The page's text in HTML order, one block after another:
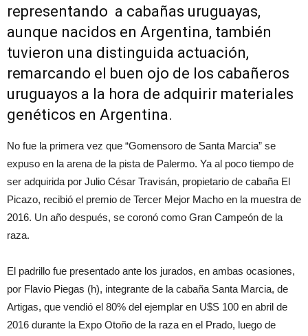
representando a cabañas uruguayas,
aunque nacidos en Argentina, también
tuvieron una distinguida actuación,
remarcando el buen ojo de los cabañeros
uruguayos a la hora de adquirir materiales
genéticos en Argentina.
No fue la primera vez que “Gomensoro de Santa Marcia” se
expuso en la arena de la pista de Palermo. Ya al poco tiempo de
ser adquirida por Julio César Travisán, propietario de cabaña El
Picazo, recibió el premio de Tercer Mejor Macho en la muestra de
2016. Un año después, se coronó como Gran Campeón de la
raza.
El padrillo fue presentado ante los jurados, en ambas ocasiones,
por Flavio Piegas (h), integrante de la cabaña Santa Marcia, de
Artigas, que vendió el 80% del ejemplar en U$S 100 en abril de
2016 durante la Expo Otoño de la raza en el Prado, luego de